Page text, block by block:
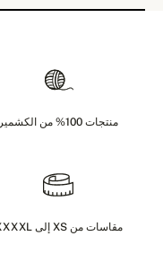
منتجات 100% من الكشمير
مقاسات من XS إلى XXXXL